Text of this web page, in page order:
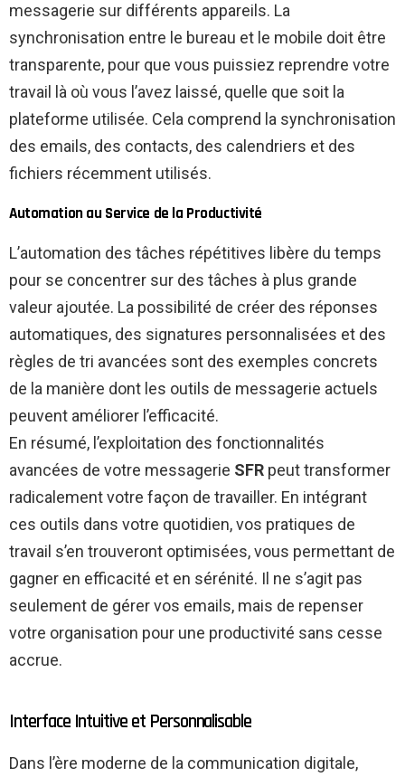
messagerie sur différents appareils. La
synchronisation entre le bureau et le mobile doit être
transparente, pour que vous puissiez reprendre votre
travail là où vous l’avez laissé, quelle que soit la
plateforme utilisée. Cela comprend la synchronisation
des emails, des contacts, des calendriers et des
fichiers récemment utilisés.
Automation au Service de la Productivité
L’automation des tâches répétitives libère du temps
pour se concentrer sur des tâches à plus grande
valeur ajoutée. La possibilité de créer des réponses
automatiques, des signatures personnalisées et des
règles de tri avancées sont des exemples concrets
de la manière dont les outils de messagerie actuels
peuvent améliorer l’efficacité.
En résumé, l’exploitation des fonctionnalités
avancées de votre messagerie SFR peut transformer
radicalement votre façon de travailler. En intégrant
ces outils dans votre quotidien, vos pratiques de
travail s’en trouveront optimisées, vous permettant de
gagner en efficacité et en sérénité. Il ne s’agit pas
seulement de gérer vos emails, mais de repenser
votre organisation pour une productivité sans cesse
accrue.
Interface Intuitive et Personnalisable
Dans l’ère moderne de la communication digitale,